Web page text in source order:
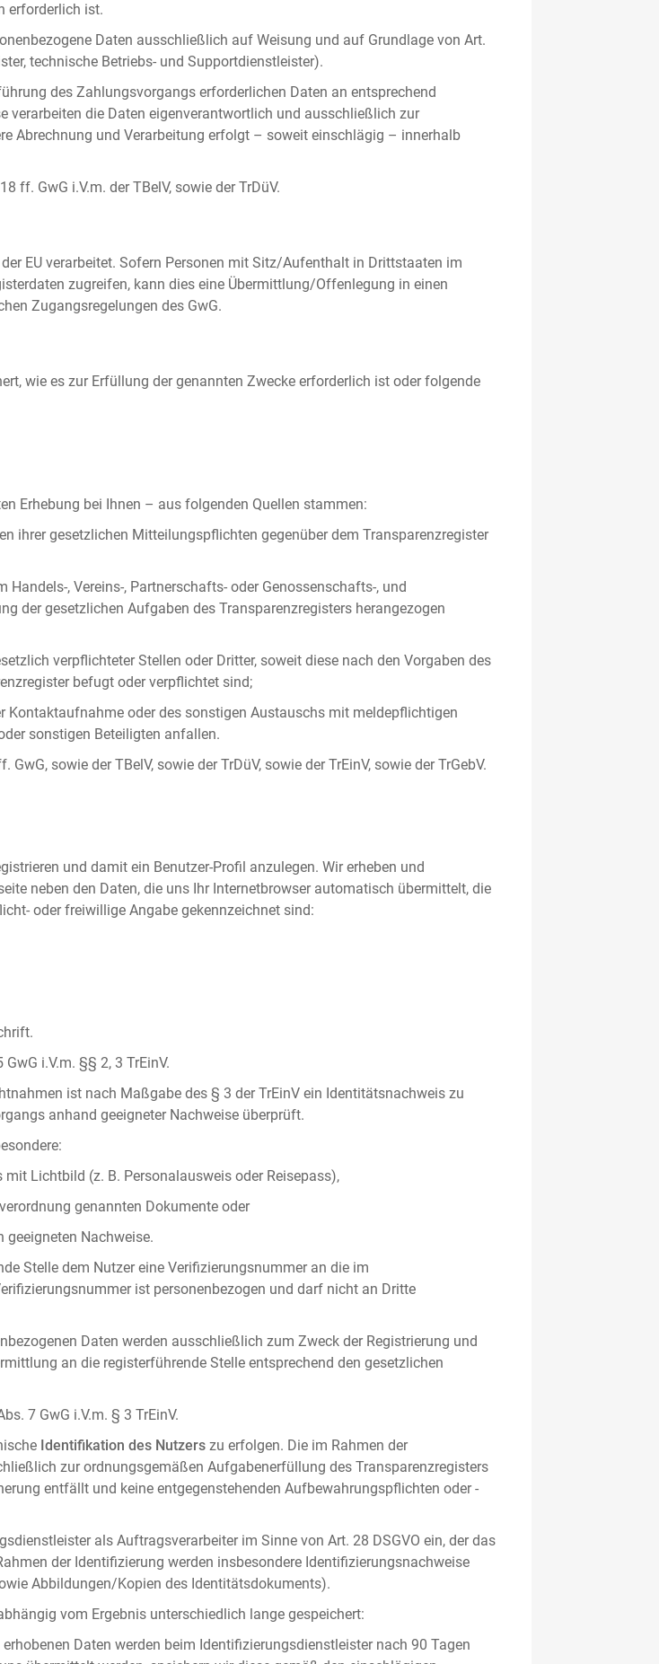
erforderlich ist.
Daten ausschließlich auf Weisung und auf Grundlage von Art.
technische Betriebs- und Supportdienstleister).
des Zahlungsvorgangs erforderlichen Daten an entsprechend
verarbeiten die Daten eigenverantwortlich und ausschließlich zur
Abrechnung und Verarbeitung erfolgt – soweit einschlägig – innerhalb
ff. GwG i.V.m. der TBelV, sowie der TrDüV.
EU verarbeitet. Sofern Personen mit Sitz/Aufenthalt in Drittstaaten im
zugreifen, kann dies eine Übermittlung/Offenlegung in einen
Zugangsregelungen des GwG.
wie es zur Erfüllung der genannten Zwecke erforderlich ist oder folgende
Erhebung bei Ihnen – aus folgenden Quellen stammen:
ihrer gesetzlichen Mitteilungspflichten gegenüber dem Transparenzregister
, Vereins-, Partnerschafts- oder Genossenschafts-, und
der gesetzlichen Aufgaben des Transparenzregisters herangezogen
verpflichteter Stellen oder Dritter, soweit diese nach den Vorgaben des
befugt oder verpflichtet sind;
Kontaktaufnahme oder des sonstigen Austauschs mit meldepflichtigen
sonstigen Beteiligten anfallen.
sowie der TBelV, sowie der TrDüV, sowie der TrEinV, sowie der TrGebV.
und damit ein Benutzer-Profil anzulegen. Wir erheben und
neben den Daten, die uns Ihr Internetbrowser automatisch übermittelt, die
oder freiwillige Angabe gekennzeichnet sind:
i.V.m. §§ 2, 3 TrEinV.
ist nach Maßgabe des § 3 der TrEinV ein Identitätsnachweis zu
anhand geeigneter Nachweise überprüft.
Lichtbild (z. B. Personalausweis oder Reisepass),
genannten Dokumente oder
geeigneten Nachweise.
Stelle dem Nutzer eine Verifizierungsnummer an die im
ist personenbezogen und darf nicht an Dritte
Daten werden ausschließlich zum Zweck der Registrierung und
an die registerführende Stelle entsprechend den gesetzlichen
7 GwG i.V.m. § 3 TrEinV.
Identifikation des Nutzers zu erfolgen. Die im Rahmen der
zur ordnungsgemäßen Aufgabenerfüllung des Transparenzregisters
entfällt und keine entgegenstehenden Aufbewahrungspflichten oder -
als Auftragsverarbeiter im Sinne von Art. 28 DSGVO ein, der das
der Identifizierung werden insbesondere Identifizierungsnachweise
Abbildungen/Kopien des Identitätsdokuments).
vom Ergebnis unterschiedlich lange gespeichert:
Daten werden beim Identifizierungsdienstleister nach 90 Tagen